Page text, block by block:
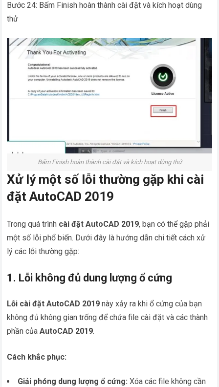
Bước 24: Bấm Finish hoàn thành cài đặt và kích hoạt dùng
thử
Bấm Finish hoàn thành cài đặt và kích hoạt dùng thử
Xử lý một số lỗi thường gặp khi cài
đặt AutoCAD 2019
Trong quá trình cài đặt AutoCAD 2019, bạn có thể gặp phải
một số lỗi phổ biến. Dưới đây là hướng dẫn chi tiết cách xử
lý các lỗi thường gặp:
1. Lỗi không đủ dung lượng ổ cứng
Lỗi cài đặt AutoCAD 2019 này xảy ra khi ổ cứng của bạn
không đủ không gian trống để chứa file cài đặt và các thành
phần củaAutoCAD 2019.
Cách khắc phục:
Giải phóng dung lượng ổ cứng: Xóa các file không cần